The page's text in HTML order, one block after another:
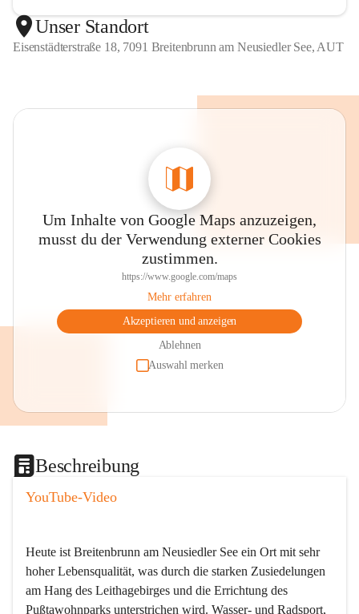
Unser Standort
Eisenstädterstraße 18, 7091 Breitenbrunn am Neusiedler See, AUT
Um Inhalte von Google Maps anzuzeigen,
musst du der Verwendung externer Cookies
zustimmen.
https://www.google.com/maps
Mehr erfahren
Akzeptieren und anzeigen
Ablehnen
Auswahl merken
Beschreibung
YouTube-Video
Heute ist Breitenbrunn am Neusiedler See ein Ort mit sehr
hoher Lebensqualität, was durch die starken Zusiedelungen
am Hang des Leithagebirges und die Errichtung des
Pußtawohnparks unterstrichen wird. Wasser- und Radsport,